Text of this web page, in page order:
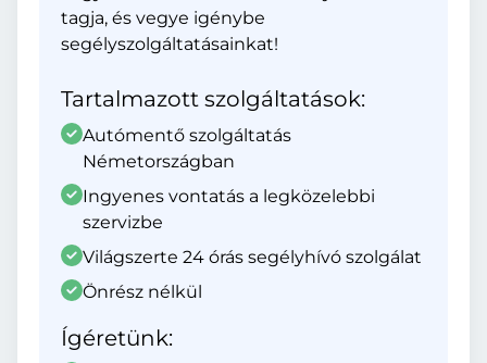
tagja, és vegye igénybe
segélyszolgáltatásainkat!
Tartalmazott szolgáltatások:
Autómentő szolgáltatás
Németországban
Ingyenes vontatás a legközelebbi
szervizbe
Világszerte 24 órás segélyhívó szolgálat
Önrész nélkül
Ígéretünk: